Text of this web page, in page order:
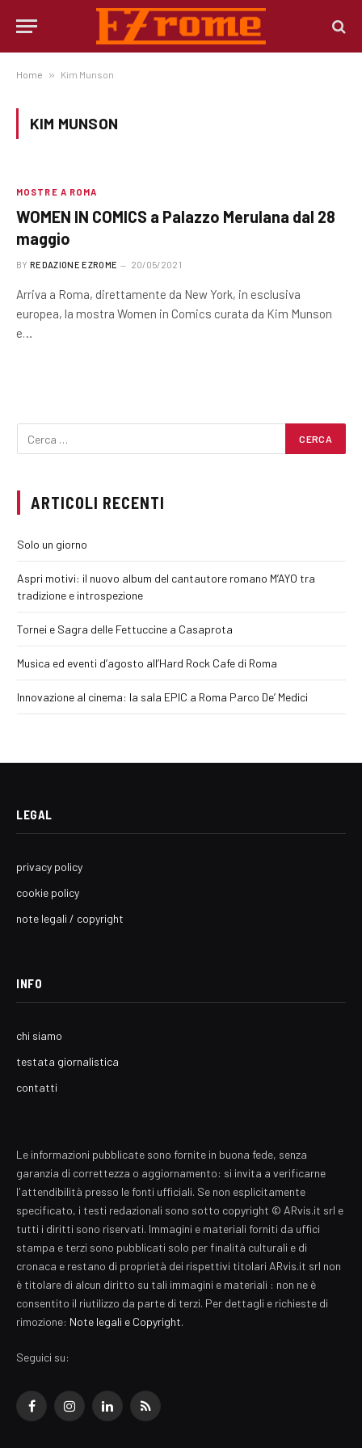
Home » Kim Munson
KIM MUNSON
MOSTRE A ROMA
WOMEN IN COMICS a Palazzo Merulana dal 28
maggio
BY REDAZIONE EZROME 20/05/2021
Arriva a Roma, direttamente da New York, in esclusiva
europea, la mostra Women in Comics curata da Kim Munson
e…
ARTICOLI RECENTI
Solo un giorno
Aspri motivi: il nuovo album del cantautore romano M’AYO tra
tradizione e introspezione
Tornei e Sagra delle Fettuccine a Casaprota
Musica ed eventi d’agosto all’Hard Rock Cafe di Roma
Innovazione al cinema: la sala EPIC a Roma Parco De’ Medici
LEGAL
privacy policy
cookie policy
note legali / copyright
INFO
chi siamo
testata giornalistica
contatti
Le informazioni pubblicate sono fornite in buona fede, senza
garanzia di correttezza o aggiornamento: si invita a verificarne
l'attendibilità presso le fonti ufficiali. Se non esplicitamente
specificato, i testi redazionali sono sotto copyright © ARvis.it srl e
tutti i diritti sono riservati. Immagini e materiali forniti da uffici
stampa e terzi sono pubblicati solo per finalità culturali e di
cronaca e restano di proprietà dei rispettivi titolari ARvis.it srl non
è titolare di alcun diritto su tali immagini e materiali : non ne è
consentito il riutilizzo da parte di terzi. Per dettagli e richieste di
rimozione: Note legali e Copyright.
Seguici su:
FacebookInstagramLinkedInRSS